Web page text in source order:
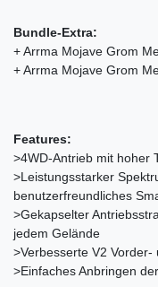
Bundle-Extra:
+ Arrma Mojave Grom
+ Arrma Mojave Grom
Features:
>4WD-Antrieb mit hoher
>Leistungsstarker
benutzerfreundliches
>Gekapselter
jedem Gelände
>Verbesserte V2
>Einfaches Anbringen